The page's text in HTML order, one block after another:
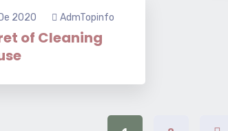
2020 AdmTopinfo
of Cleaning